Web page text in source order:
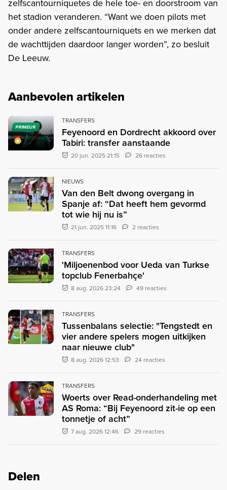
zelfscantourniquetes de hele toe- en doorstroom van
het stadion veranderen. “Want we doen pilots met
onder andere zelfscantourniquets en we merken dat
de wachttijden daardoor langer worden”, zo besluit
De Leeuw.
Aanbevolen artikelen
PRIMEUR
TRANSFERS
Feyenoord en Dordrecht akkoord over
Tabiri: transfer aanstaande
20 jun. 2025 21:15 26 reacties
NIEUWS
Van den Belt dwong overgang in
Spanje af: “Dat heeft hem gevormd
tot wie hij nu is”
21 jun. 2025 11:16 2 reacties
TRANSFERS
'Miljoenenbod voor Ueda van Turkse
topclub Fenerbahçe'
8 aug. 2026 23:24 49 reacties
TRANSFERS
Tussenbalans selectie: "Tengstedt en
vier andere spelers mogen uitkijken
naar nieuwe club"
8 aug. 2026 12:53 24 reacties
TRANSFERS
Woerts over Read-onderhandeling met
AS Roma: “Bij Feyenoord zit-ie op een
tonnetje of acht”
7 aug. 2026 12:46 29 reacties
Delen